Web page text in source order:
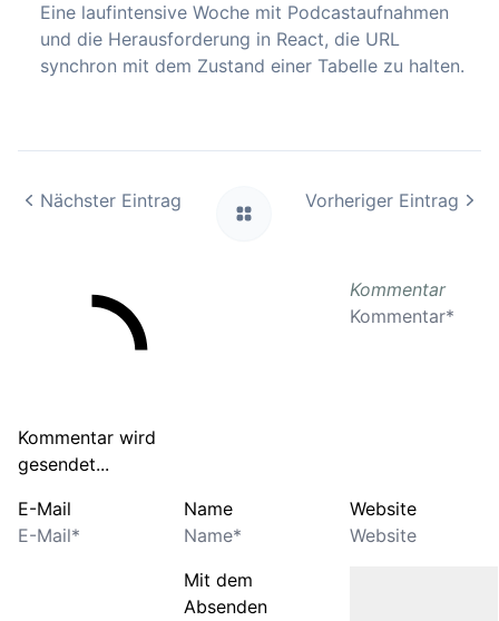
Eine laufintensive Woche mit Podcastaufnahmen
und die Herausforderung in React, die URL
synchron mit dem Zustand einer Tabelle zu halten.
Nächster Eintrag Vorheriger Eintrag
Kommentar wird
gesendet...
Kommentar
E-Mail Name Website
Mit dem
Absenden